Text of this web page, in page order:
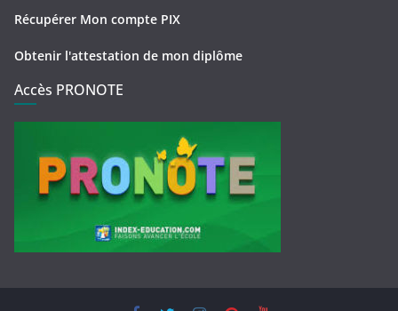
Récupérer Mon compte PIX
Obtenir l'attestation de mon diplôme
Accès PRONOTE